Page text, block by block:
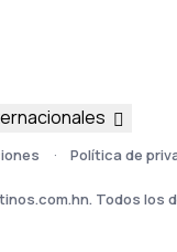
Política de
Todos los